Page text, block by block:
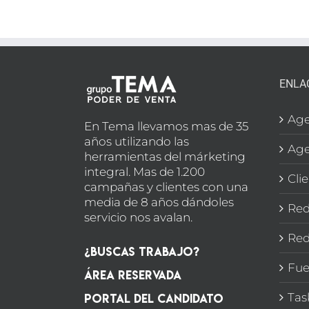
En Tema llevamos mas de 35
años utilizando las
herramientas del márketing
integral. Mas de 1.200
campañas y clientes con una
media de 8 años dándoles
servicio nos avalan.
¿Buscas Trabajo?
Área Reservada
Portal del candidato